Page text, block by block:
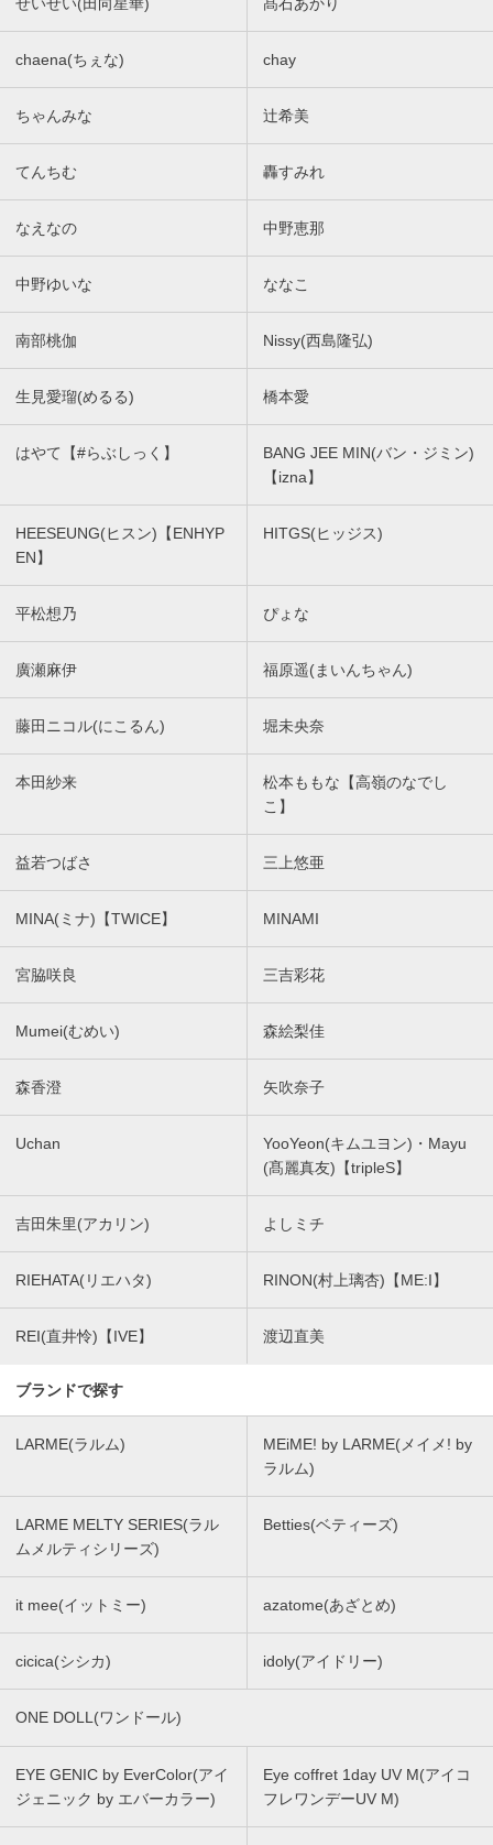
せいせい(田向星華) 髙石あかり
chaena(ちぇな) chay
ちゃんみな 辻希美
てんちむ 轟すみれ
なえなの 中野恵那
中野ゆいな ななこ
南部桃伽 Nissy(西島隆弘)
生見愛瑠(めるる) 橋本愛
はやて【#らぶしっく】
BANG JEE MIN(バン・ジミン)
【izna】
HEESEUNG(ヒスン)【ENHYP
EN】
HITGS(ヒッジス)
平松想乃 ぴょな
廣瀬麻伊 福原遥(まいんちゃん)
藤田ニコル(にこるん) 堀未央奈
本田紗来
松本ももな【高嶺のなでし
こ】
益若つばさ 三上悠亜
MINA(ミナ)【TWICE】 MINAMI
宮脇咲良 三吉彩花
Mumei(むめい) 森絵梨佳
森香澄 矢吹奈子
Uchan
YooYeon(キムユヨン)・Mayu
(髙麗真友)【tripleS】
吉田朱里(アカリン) よしミチ
RIEHATA(リエハタ) RINON(村上璃杏)【ME:I】
REI(直井怜)【IVE】 渡辺直美
ブランドで探す
LARME(ラルム)
MEiME! by LARME(メイメ! by
ラルム)
LARME MELTY SERIES(ラル
ムメルティシリーズ)
Betties(ベティーズ)
it mee(イットミー) azatome(あざとめ)
cicica(シシカ) idoly(アイドリー)
ONE DOLL(ワンドール)
EYE GENIC by EverColor(アイ
ジェニック by エバーカラー)
Eye coffret 1day UV M(アイコ
フレワンデーUV M)